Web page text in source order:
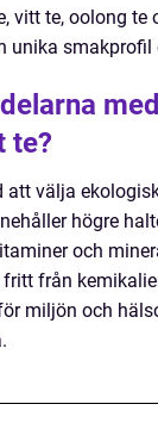
vitt te, oolong te
unika smakprofil
te?
att välja
högre
och
från
miljön och